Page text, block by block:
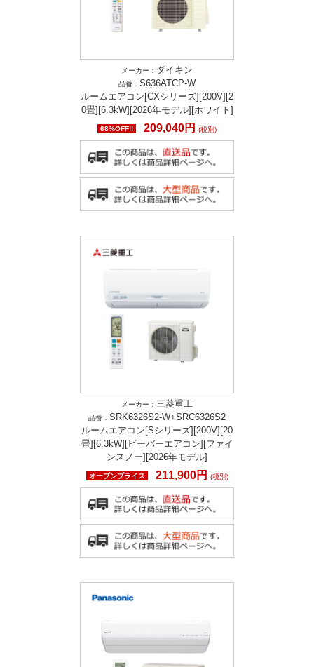
メーカー： ダイキン
品番： S636ATCP-W
ルームエアコン[CXシリーズ][200V][2
0畳][6.3kW][2026年モデル][ホワイト]
68%OFF!! 209,040円 (税別)
メーカー： 三菱重工
品番： SRK6326S2-W+SRC6326S2
ルームエアコン[Sシリーズ][200V][20
畳][6.3kW][ビーバーエアコン][ファイ
ンスノー][2026年モデル]
オープンプライス 211,900円 (税別)